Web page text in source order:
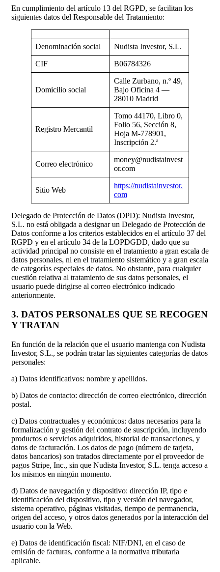
En cumplimiento del artículo 13 del RGPD, se facilitan los
siguientes datos del Responsable del Tratamiento:
Denominación social Nudista Investor, S.L.
CIF B06784326
Domicilio social
Calle Zurbano, n.º 49,
Bajo Oficina 4 —
28010 Madrid
Registro Mercantil
Tomo 44170, Libro 0,
Folio 56, Sección 8,
Hoja M-778901,
Inscripción 2.ª
Correo electrónico
money@nudistainvest
or.com
Sitio Web
https://nudistainvestor.
com
Delegado de Protección de Datos (DPD): Nudista Investor,
S.L. no está obligada a designar un Delegado de Protección de
Datos conforme a los criterios establecidos en el artículo 37 del
RGPD y en el artículo 34 de la LOPDGDD, dado que su
actividad principal no consiste en el tratamiento a gran escala de
datos personales, ni en el tratamiento sistemático y a gran escala
de categorías especiales de datos. No obstante, para cualquier
cuestión relativa al tratamiento de sus datos personales, el
usuario puede dirigirse al correo electrónico indicado
anteriormente.
3. DATOS PERSONALES QUE SE RECOGEN
Y TRATAN
En función de la relación que el usuario mantenga con Nudista
Investor, S.L., se podrán tratar las siguientes categorías de datos
personales:
a) Datos identificativos: nombre y apellidos.
b) Datos de contacto: dirección de correo electrónico, dirección
postal.
c) Datos contractuales y económicos: datos necesarios para la
formalización y gestión del contrato de suscripción, incluyendo
productos o servicios adquiridos, historial de transacciones, y
datos de facturación. Los datos de pago (número de tarjeta,
datos bancarios) son tratados directamente por el proveedor de
pagos Stripe, Inc., sin que Nudista Investor, S.L. tenga acceso a
los mismos en ningún momento.
d) Datos de navegación y dispositivo: dirección IP, tipo e
identificación del dispositivo, tipo y versión del navegador,
sistema operativo, páginas visitadas, tiempo de permanencia,
origen del acceso, y otros datos generados por la interacción del
usuario con la Web.
e) Datos de identificación fiscal: NIF/DNI, en el caso de
emisión de facturas, conforme a la normativa tributaria
aplicable.